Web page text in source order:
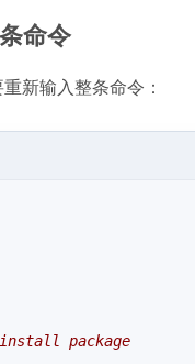
命令
新输入整条命令：
package